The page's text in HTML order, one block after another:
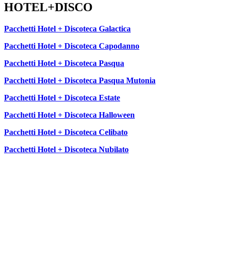
HOTEL+DISCO
Pacchetti Hotel + Discoteca Galactica
Pacchetti Hotel + Discoteca Capodanno
Pacchetti Hotel + Discoteca Pasqua
Pacchetti Hotel + Discoteca Pasqua Mutonia
Pacchetti Hotel + Discoteca Estate
Pacchetti Hotel + Discoteca Halloween
Pacchetti Hotel + Discoteca Celibato
Pacchetti Hotel + Discoteca Nubilato